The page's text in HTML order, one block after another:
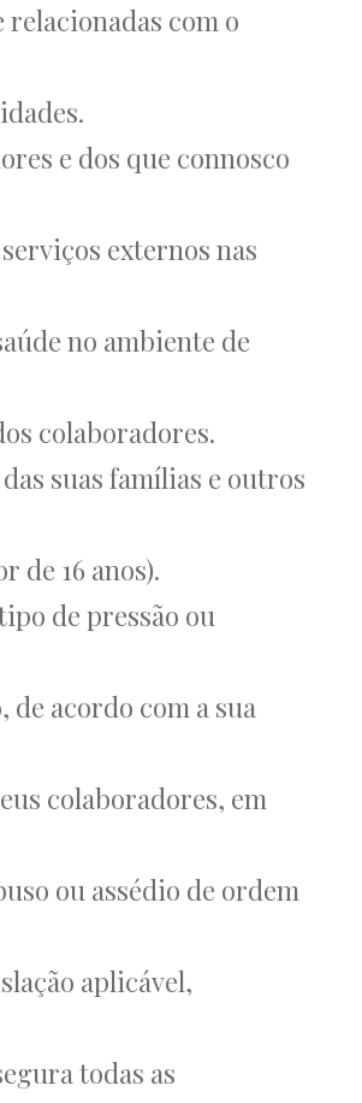
relacionadas com o
e dos que connosco
externos nas
no ambiente de
colaboradores.
suas famílias e outros
de 16 anos).
de pressão ou
acordo com a sua
colaboradores, em
ou assédio de ordem
aplicável,
todas as